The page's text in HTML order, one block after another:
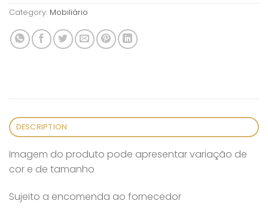
Category: Mobiliário
DESCRIPTION
Imagem do produto pode apresentar variação de
cor e de tamanho
Sujeito a encomenda ao fornecedor